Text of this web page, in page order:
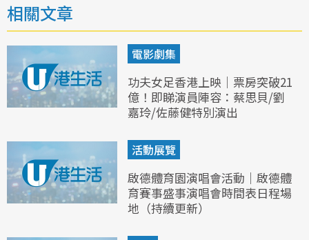
相關文章
電影劇集
功夫女足香港上映｜票房突破21
億！即睇演員陣容：蔡思貝/劉
嘉玲/佐藤健特別演出
活動展覽
啟德體育園演唱會活動｜啟德體
育賽事盛事演唱會時間表日程場
地（持續更新）